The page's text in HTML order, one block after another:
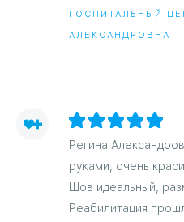
ГОСПИТАЛЬНЫЙ
АЛЕКСАНДРОВНА
Регина
руками, очень
Шов идеальный,
Реабилитация